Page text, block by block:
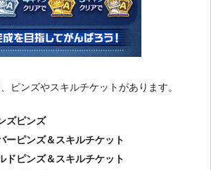
ピンズやスキルチケットがあります。
ズピンズ
ーピンズ＆スキルチケット
ドピンズ＆スキルチケット